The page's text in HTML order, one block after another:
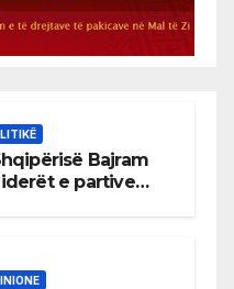
Bajram
e partive